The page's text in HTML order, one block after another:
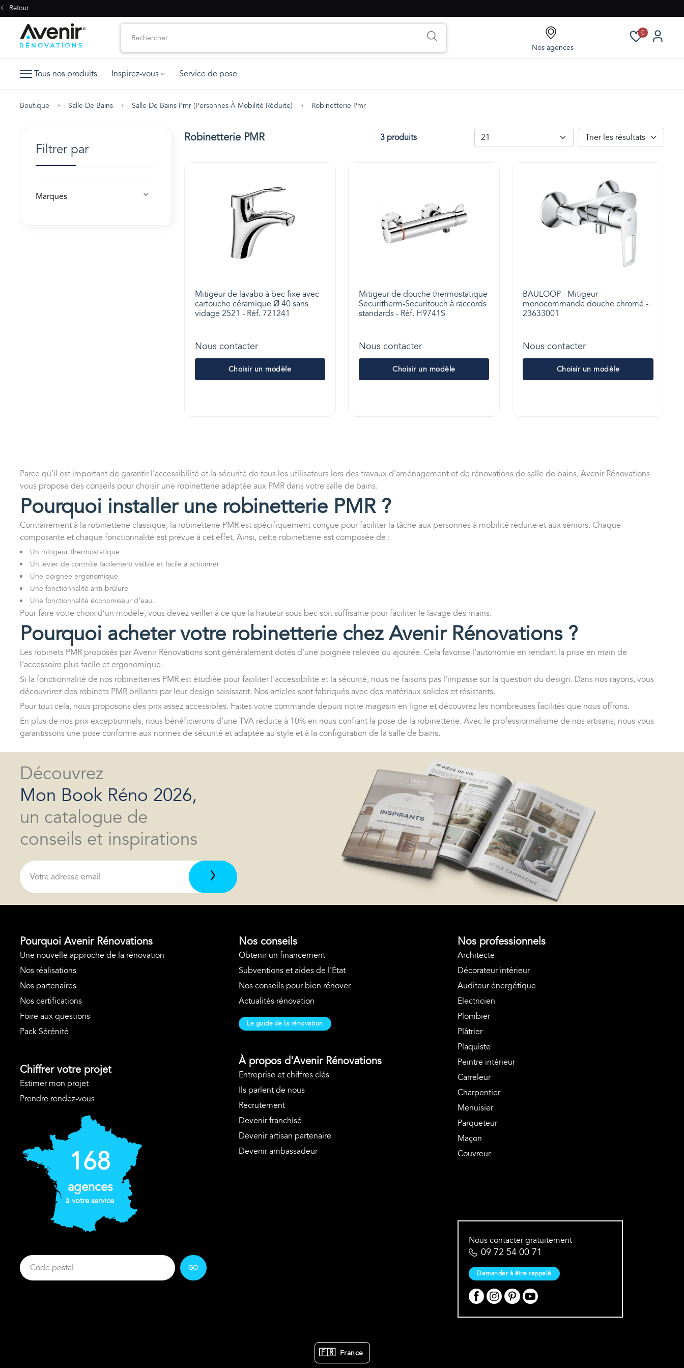
Retour
Nos agences
0
Tous nos produits Inspirez-vous Service de pose
Boutique Salle De Bains Salle De Bains Pmr (personnes À Mobilité Réduite) Robinetterie Pmr
Filtrer par
Marques
Robinetterie PMR 3 produits
Mitigeur de lavabo à bec fixe avec
cartouche céramique Ø 40 sans
vidage 2521 - Réf. 721241
Nous contacter
Choisir un modèle
Mitigeur de douche thermostatique
Securitherm-Securitouch à raccords
standards - Réf. H9741S
Nous contacter
Choisir un modèle
BAULOOP - Mitigeur
monocommande douche chromé -
23633001
Nous contacter
Choisir un modèle
Parce qu’il est important de garantir l’accessibilité et la sécurité de tous les utilisateurs lors des travaux d’aménagement et de rénovations de salle de bains, Avenir Rénovations
vous propose des conseils pour choisir une robinetterie adaptée aux PMR dans votre salle de bains.
Pourquoi installer une robinetterie PMR ?
Contrairement à la robinetterie classique, la robinetterie PMR est spécifiquement conçue pour faciliter la tâche aux personnes à mobilité réduite et aux séniors. Chaque
composante et chaque fonctionnalité est prévue à cet effet. Ainsi, cette robinetterie est composée de :
Un mitigeur thermostatique
Un levier de contrôle facilement visible et facile à actionner
Une poignée ergonomique
Une fonctionnalité anti-brûlure
Une fonctionnalité économiseur d’eau.
Pour faire votre choix d’un modèle, vous devez veiller à ce que la hauteur sous bec soit suffisante pour faciliter le lavage des mains.
Pourquoi acheter votre robinetterie chez Avenir Rénovations ?
Les robinets PMR proposés par Avenir Rénovations sont généralement dotés d’une poignée relevée ou ajourée. Cela favorise l’autonomie en rendant la prise en main de
l’accessoire plus facile et ergonomique.
Si la fonctionnalité de nos robinetteries PMR est étudiée pour faciliter l'accessibilité et la sécurité, nous ne faisons pas l’impasse sur la question du design. Dans nos rayons, vous
découvrirez des robinets PMR brillants par leur design saisissant. Nos articles sont fabriqués avec des matériaux solides et résistants.
Pour tout cela, nous proposons des prix assez accessibles. Faites votre commande depuis notre magasin en ligne et découvrez les nombreuses facilités que nous offrons.
En plus de nos prix exceptionnels, nous bénéficierons d’une TVA réduite à 10% en nous confiant la pose de la robinetterie. Avec le professionnalisme de nos artisans, nous vous
garantissons une pose conforme aux normes de sécurité et adaptée au style et à la configuration de la salle de bains.
Découvrez
Mon Book Réno 2026,
un catalogue de
conseils et inspirations
Pourquoi Avenir Rénovations
Une nouvelle approche de la rénovation
Nos réalisations
Nos partenaires
Nos certifications
Foire aux questions
Pack Sérénité
Chiffrer votre projet
Estimer mon projet
Prendre rendez-vous
168
agences
à votre service
GO
Nos conseils
Obtenir un financement
Subventions et aides de l'État
Nos conseils pour bien rénover
Actualités rénovation
Le guide de la rénovation
À propos d'Avenir Rénovations
Entreprise et chiffres clés
Ils parlent de nous
Recrutement
Devenir franchisé
Devenir artisan partenaire
Devenir ambassadeur
Nos professionnels
Architecte
Décorateur intérieur
Auditeur énergétique
Electricien
Plombier
Plâtrier
Plaquiste
Peintre intérieur
Carreleur
Charpentier
Menuisier
Parqueteur
Maçon
Couvreur
Nous contacter gratuitement
09 72 54 00 71
Demander à être rappelé
🇫🇷 France